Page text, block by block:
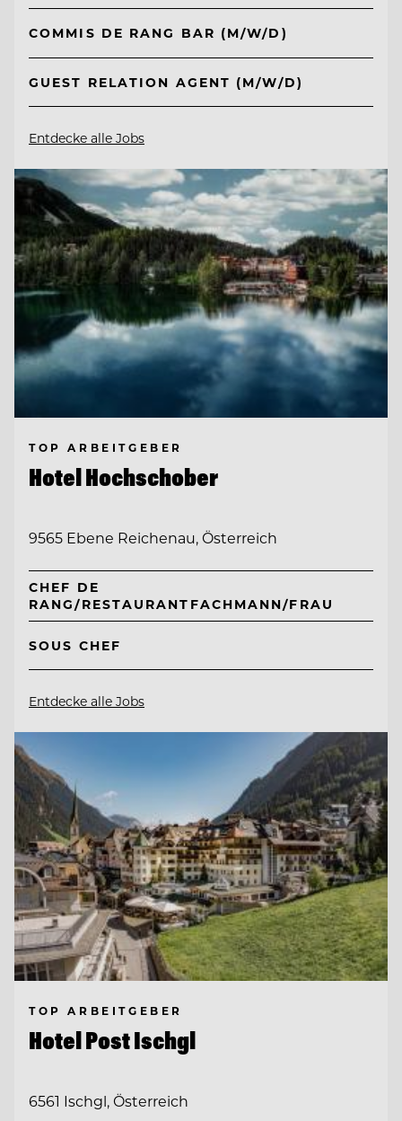
COMMIS DE RANG BAR (M/W/D)
GUEST RELATION AGENT (M/W/D)
Entdecke alle Jobs
TOP ARBEITGEBER
Hotel Hochschober
9565 Ebene Reichenau, Österreich
CHEF DE
RANG/RESTAURANTFACHMANN/FRAU
SOUS CHEF
Entdecke alle Jobs
TOP ARBEITGEBER
Hotel Post Ischgl
6561 Ischgl, Österreich